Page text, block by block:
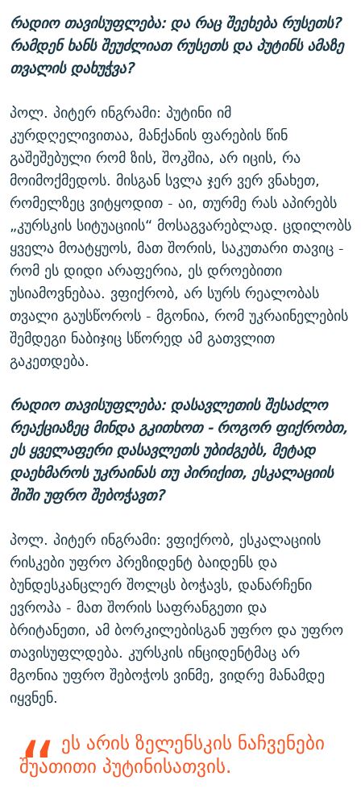
რადიო თავისუფლება: და რაც შეეხება რუსეთს?
რამდენ ხანს შეუძლიათ რუსეთს და პუტინს ამაზე
თვალის დახუჭვა?
პოლ. პიტერ ინგრამი: პუტინი იმ
კურდღელივითაა, მანქანის ფარების წინ
გაშეშებული რომ ზის, შოკშია, არ იცის, რა
მოიმოქმედოს. მისგან სვლა ჯერ ვერ ვნახეთ,
რომელზეც ვიტყოდით - აი, თურმე რას აპირებს
„კურსკის სიტუაციის“ მოსაგვარებლად. ცდილობს
ყველა მოატყუოს, მათ შორის, საკუთარი თავიც -
რომ ეს დიდი არაფერია, ეს დროებითი
უსიამოვნებაა. ვფიქრობ, არ სურს რეალობას
თვალი გაუსწოროს - მგონია, რომ უკრაინელების
შემდეგი ნაბიჯიც სწორედ ამ გათვლით
გაკეთდება.
რადიო თავისუფლება: დასავლეთის შესაძლო
რეაქციაზეც მინდა გკითხოთ - როგორ ფიქრობთ,
ეს ყველაფერი დასავლეთს უბიძგებს, მეტად
დაეხმაროს უკრაინას თუ პირიქით, ესკალაციის
შიში უფრო შებოჭავთ?
პოლ. პიტერ ინგრამი: ვფიქრობ, ესკალაციის
რისკები უფრო პრეზიდენტ ბაიდენს და
ბუნდესკანცლერ შოლცს ბოჭავს, დანარჩენი
ევროპა - მათ შორის საფრანგეთი და
ბრიტანეთი, ამ ბორკილებისგან უფრო და უფრო
თავისუფლდება. კურსკის ინციდენტმაც არ
მგონია უფრო შებოჭოს ვინმე, ვიდრე მანამდე
იყვნენ.
ეს არის ზელენსკის ნაჩვენები
შუათითი პუტინისათვის.